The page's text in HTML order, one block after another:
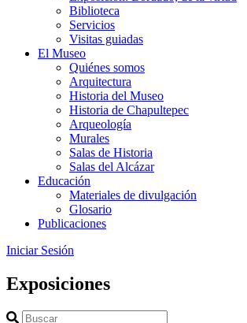
Biblioteca
Servicios
Visitas guiadas
El Museo
Quiénes somos
Arquitectura
Historia del Museo
Historia de Chapultepec
Arqueología
Murales
Salas de Historia
Salas del Alcázar
Educación
Materiales de divulgación
Glosario
Publicaciones
Iniciar Sesión
Exposiciones